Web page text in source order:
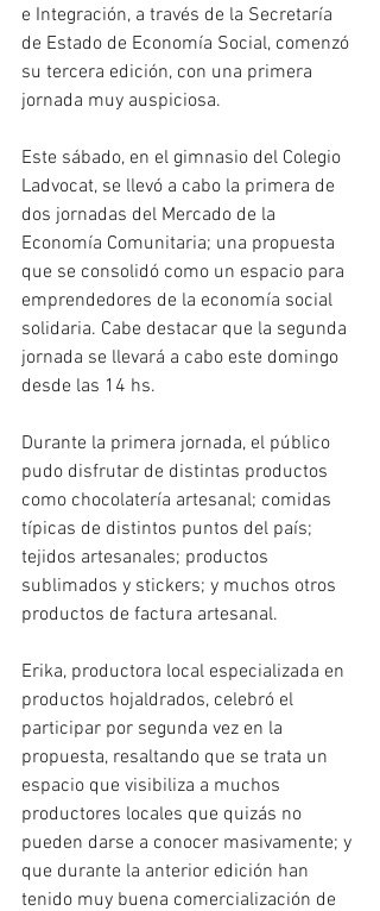
e Integración, a través de la Secretaría
de Estado de Economía Social, comenzó
su tercera edición, con una primera
jornada muy auspiciosa.
Este sábado, en el gimnasio del Colegio
Ladvocat, se llevó a cabo la primera de
dos jornadas del Mercado de la
Economía Comunitaria; una propuesta
que se consolidó como un espacio para
emprendedores de la economía social
solidaria. Cabe destacar que la segunda
jornada se llevará a cabo este domingo
desde las 14 hs.
Durante la primera jornada, el público
pudo disfrutar de distintas productos
como chocolatería artesanal; comidas
típicas de distintos puntos del país;
tejidos artesanales; productos
sublimados y stickers; y muchos otros
productos de factura artesanal.
Erika, productora local especializada en
productos hojaldrados, celebró el
participar por segunda vez en la
propuesta, resaltando que se trata un
espacio que visibiliza a muchos
productores locales que quizás no
pueden darse a conocer masivamente; y
que durante la anterior edición han
tenido muy buena comercialización de